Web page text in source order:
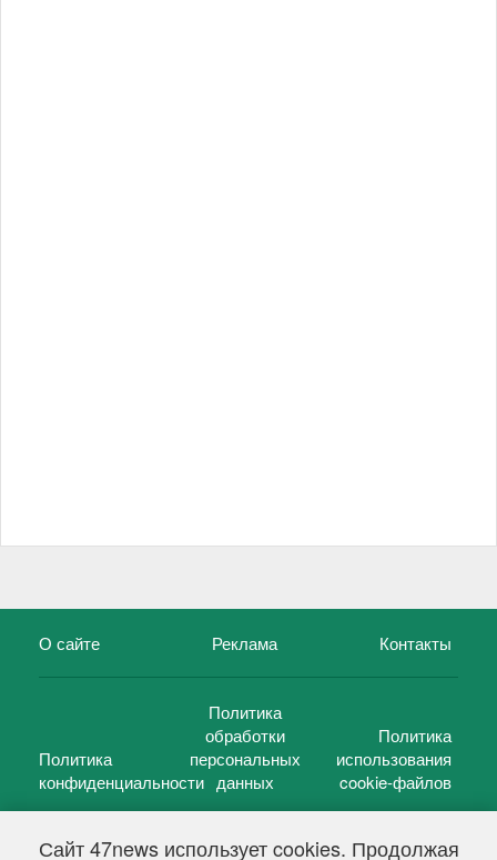
Сайт 47news использует cookies. Продолжая
О сайте Реклама Контакты
Политика
конфиденциальности
Политика
обработки
персональных
данных
Политика
использования
cookie-файлов